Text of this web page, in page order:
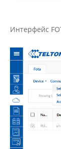
Интерфейс